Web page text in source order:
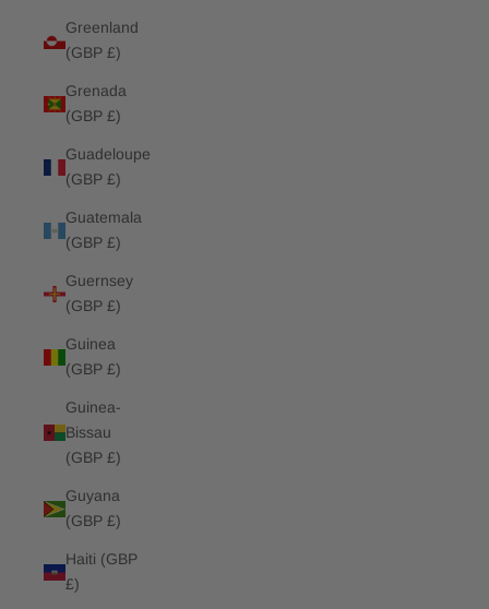
Greenland
(GBP £)
Grenada
(GBP £)
Guadeloupe
(GBP £)
Guatemala
(GBP £)
Guernsey
(GBP £)
Guinea
(GBP £)
Guinea-
Bissau
(GBP £)
Guyana
(GBP £)
Haiti (GBP
£)